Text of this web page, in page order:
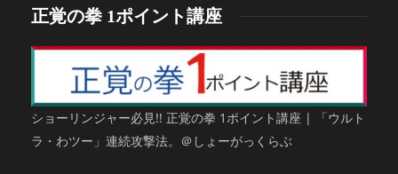
正覚の拳 1ポイント講座
ショーリンジャー必見!! 正覚の拳 1ポイント講座 | 「ウルト
ラ・わツー」連続攻撃法。＠しょーがっくらぶ